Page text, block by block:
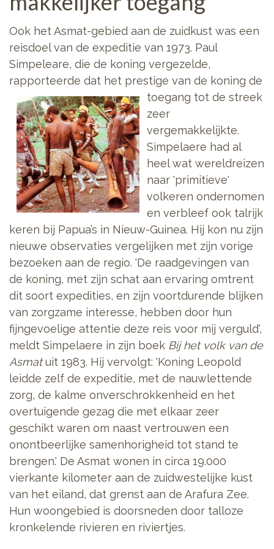
Ook het Asmat-gebied aan de zuidkust was een
reisdoel van de expeditie van 1973. Paul
Simpeleare, die de koning vergezelde,
rapporteerde dat het prestige van de koning de
toegang tot de streek
zeer
vergemakkelijkte.
Simpelaere had al
heel wat wereldreizen
naar 'primitieve'
volkeren ondernomen
en verbleef ook talrijk
keren bij Papua’s in Nieuw-Guinea. Hij kon nu zijn
nieuwe observaties vergelijken met zijn vorige
bezoeken aan de regio. 'De raadgevingen van
de koning, met zijn schat aan ervaring omtrent
dit soort expedities, en zijn voortdurende blijken
van zorgzame interesse, hebben door hun
fijngevoelige attentie deze reis voor mij verguld',
meldt Simpelaere in zijn boek Bij het volk van de
Asmatuit 1983. Hij vervolgt: 'Koning Leopold
leidde zelf de expeditie, met de nauwlettende
zorg, de kalme onverschrokkenheid en het
overtuigende gezag die met elkaar zeer
geschikt waren om naast vertrouwen een
onontbeerlijke samenhorigheid tot stand te
brengen.' De Asmat wonen in circa 19.000
vierkante kilometer aan de zuidwestelijke kust
van het eiland, dat grenst aan de Arafura Zee.
Hun woongebied is doorsneden door talloze
kronkelende rivieren en riviertjes.